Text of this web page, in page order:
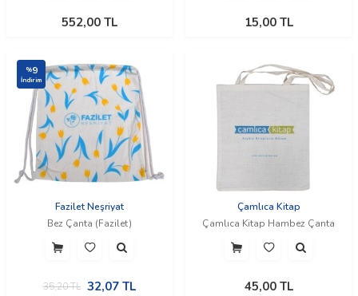
552,00 TL 15,00TL
%9
İndirim
Fazilet Neşriyat
Bez Çanta (Fazilet)
35,20TL 32,07 TL
Çamlıca Kitap
Çamlıca Kitap Hambez Çanta
45,00TL